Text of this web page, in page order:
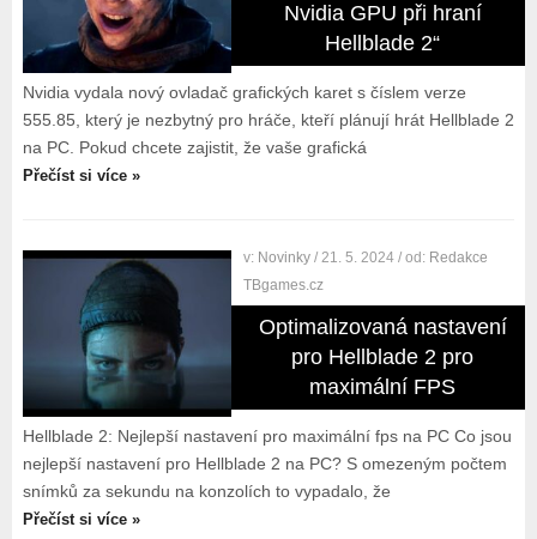
Nvidia GPU při hraní
Hellblade 2“
Nvidia vydala nový ovladač grafických karet s číslem verze
555.85, který je nezbytný pro hráče, kteří plánují hrát Hellblade 2
na PC. Pokud chcete zajistit, že vaše grafická
Přečíst si více »
v: Novinky / 21. 5. 2024 / od: Redakce
TBgames.cz
Optimalizovaná nastavení
pro Hellblade 2 pro
maximální FPS
Hellblade 2: Nejlepší nastavení pro maximální fps na PC Co jsou
nejlepší nastavení pro Hellblade 2 na PC? S omezeným počtem
snímků za sekundu na konzolích to vypadalo, že
Přečíst si více »